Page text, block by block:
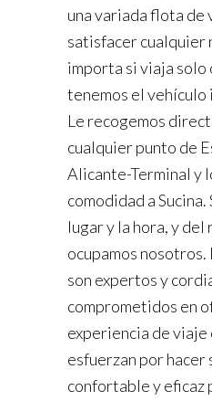
una variada flota de
satisfacer cualquier
importa si viaja solo
tenemos el vehículo
Le recogemos
cualquier punto de
Alicante-Terminal y
comodidad a
lugar y la hora, y del
ocupamos
son expertos y
comprometidos en
experiencia de viaje
esfuerzan por hacer
confortable y eficaz